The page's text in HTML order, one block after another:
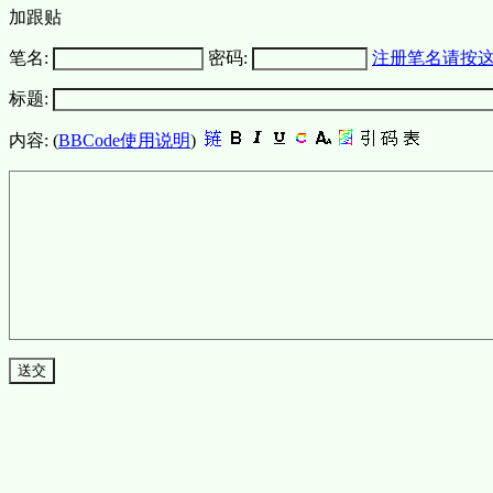
加跟贴
笔名: 密码: 注册笔名请按
标题:
内容: (BBCode使用说明)